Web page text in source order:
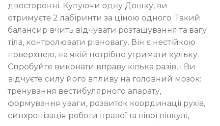
двосторонні. Купуючи одну Дошку, ви
отримуєте 2 лабіринти за ціною одного. Такий
балансир вчить відчувати розташування та вагу
тіла, контролювати рівновагу. Він є нестійкою
поверхнею, на якій потрібно утримати кульку.
Спробуйте виконати вправу кілька разів, і Ви
відчуєте силу його впливу на головний мозок:
тренування вестибулярного апарату,
формування уваги, розвиток координації рухів,
синхронізація роботи правої та лівої півкулі,